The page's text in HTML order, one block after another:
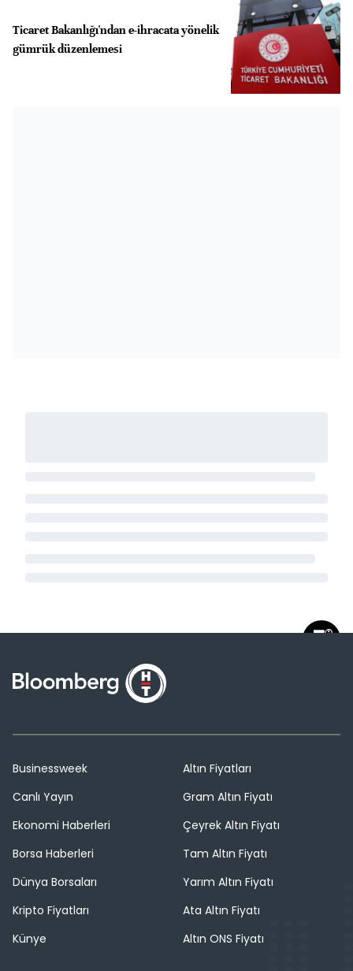
Ticaret Bakanlığı'ndan e-ihracata yönelik
gümrük düzenlemesi
Businessweek
Canlı Yayın
Ekonomi Haberleri
Borsa Haberleri
Dünya Borsaları
Kripto Fiyatları
Künye
Altın Fiyatları
Gram Altın Fiyatı
Çeyrek Altın Fiyatı
Tam Altın Fiyatı
Yarım Altın Fiyatı
Ata Altın Fiyatı
Altın ONS Fiyatı